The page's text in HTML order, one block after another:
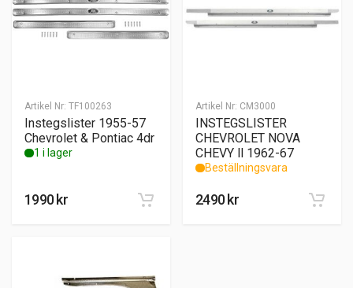
Artikel Nr: TF100263
Instegslister 1955-57
Chevrolet & Pontiac 4dr
1 i lager
1990 kr
Artikel Nr: CM3000
INSTEGSLISTER
CHEVROLET NOVA
CHEVY ll 1962-67
Beställningsvara
2490 kr